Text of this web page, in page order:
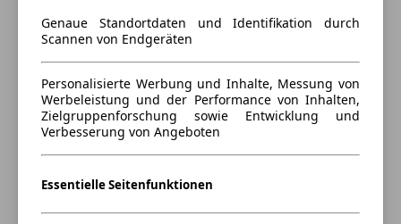
Genaue Standortdaten und Identifikation durch
Scannen von Endgeräten
Personalisierte Werbung und Inhalte, Messung von
Werbeleistung und der Performance von Inhalten,
Zielgruppenforschung sowie Entwicklung und
Verbesserung von Angeboten
Essentielle Seitenfunktionen